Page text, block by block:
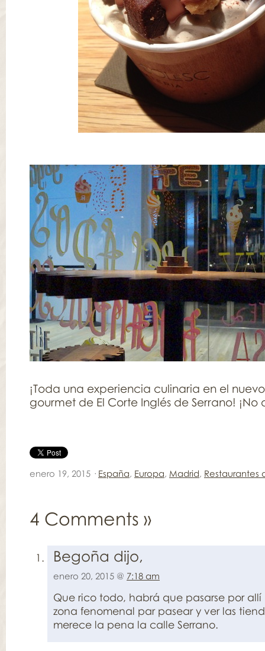
¡Toda una experiencia culinaria en el
gourmet de El Corte Inglés de Serrano! ¡No
enero 19, 2015 · España, Europa, Madrid, Restaurantes
4 Comments »
Begoña dijo,
enero 20, 2015 @ 7:18 am
Que rico todo, habrá que pasarse por
zona fenomenal par pasear y ver las
merece la pena la calle Serrano.